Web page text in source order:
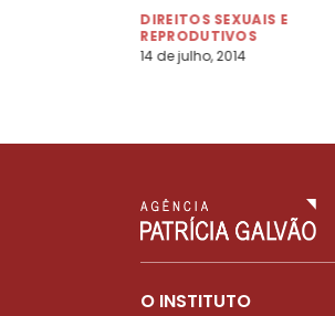
DIREITOS SEXUAIS E
REPRODUTIVOS
14 de julho, 2014
O INSTITUTO